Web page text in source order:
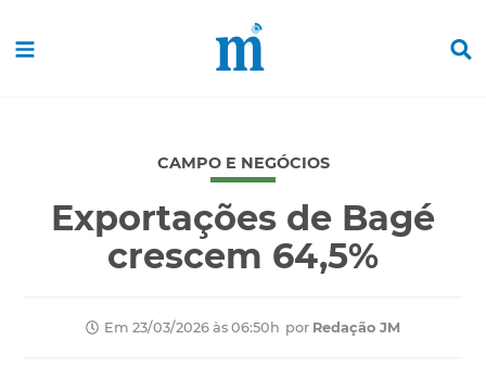
CAMPO E NEGÓCIOS
Exportações de Bagé
crescem 64,5%
Em 23/03/2026 às 06:50h por Redação JM